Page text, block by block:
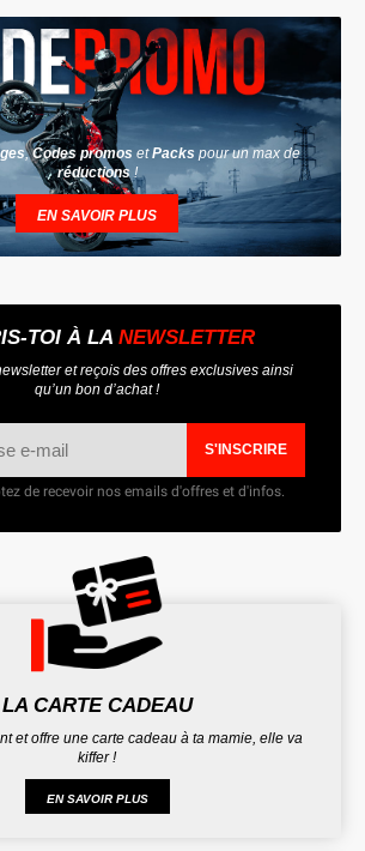
,Codes promos etPacks pour un max de
réductions !
EN SAVOIR PLUS
TOI À LA NEWSLETTER
et reçois des offres exclusives ainsi
qu’un bon d’achat !
S'INSCRIRE
de recevoir nos emails d'offres et d'infos.
LA CARTE CADEAU
et offre une carte cadeau à ta mamie, elle va
kiffer !
EN SAVOIR PLUS